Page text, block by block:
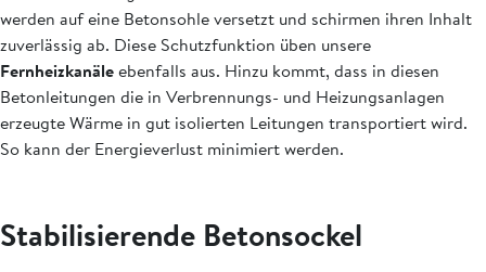
werden auf eine Betonsohle versetzt und schirmen ihren Inhalt
zuverlässig ab. Diese Schutzfunktion üben unsere
Fernheizkanäleebenfalls aus. Hinzu kommt, dass in diesen
Betonleitungen die in Verbrennungs- und Heizungsanlagen
erzeugte Wärme in gut isolierten Leitungen transportiert wird.
So kann der Energieverlust minimiert werden.
Stabilisierende Betonsockel